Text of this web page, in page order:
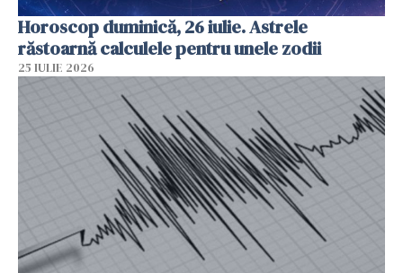
Horoscop duminică, 26 iulie. Astrele
răstoarnă calculele pentru unele zodii
25 IULIE 2026